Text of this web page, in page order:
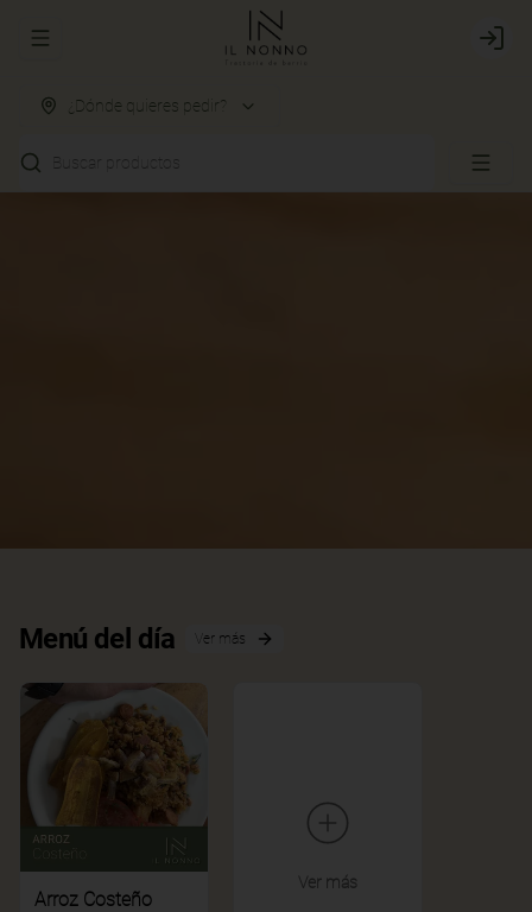
Abrir menu de navegación Login
¿Dónde quieres pedir?
Buscar productos
Menú del día Ver más
Arroz Costeño
Ver más